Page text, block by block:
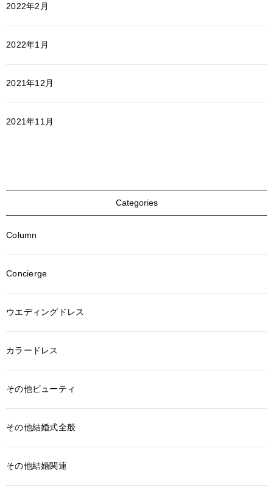
2022年2月
2022年1月
2021年12月
2021年11月
Categories
Column
Concierge
ウエディングドレス
カラードレス
その他ビューティ
その他結婚式全般
その他結婚関連